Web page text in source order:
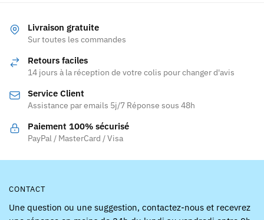
Les
options
peuvent
être
sur
la
page
du
Livraison gratuite
Sur toutes les commandes
Retours faciles
14 jours à la réception de votre colis pour changer d'avis
Service Client
Assistance par emails 5j/7 Réponse sous 48h
Paiement 100% sécurisé
PayPal / MasterCard / Visa
CONTACT
Une question ou une suggestion, contactez-nous et recevrez